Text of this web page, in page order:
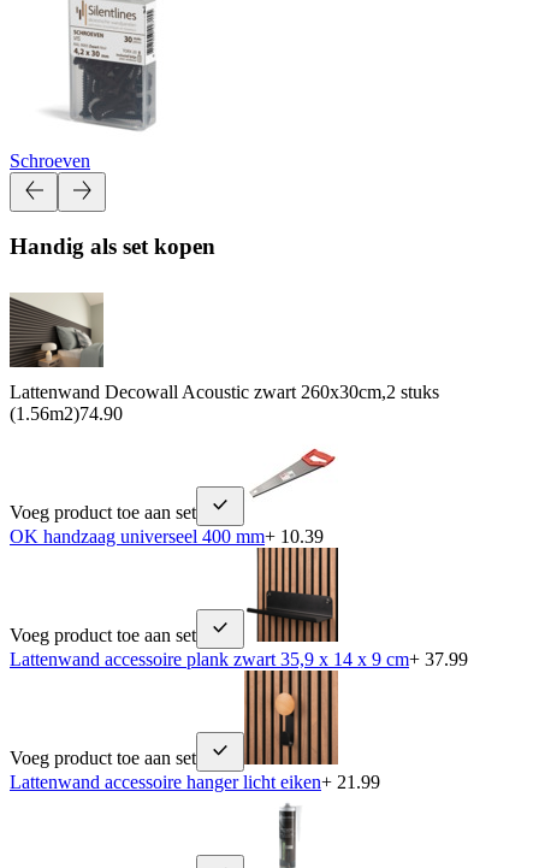
Schroeven
Handig als set kopen
Lattenwand Decowall Acoustic zwart 260x30cm,2 stuks
(1.56m2)74.90
Voeg product toe aan set
OK handzaag universeel 400 mm+ 10.39
Voeg product toe aan set
Lattenwand accessoire plank zwart 35,9 x 14 x 9 cm+ 37.99
Voeg product toe aan set
Lattenwand accessoire hanger licht eiken+ 21.99